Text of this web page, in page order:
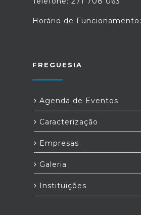
Horário de Funcionamento:
FREGUESIA
Agenda de Eventos
Caracterização
Empresas
Galeria
Instituições